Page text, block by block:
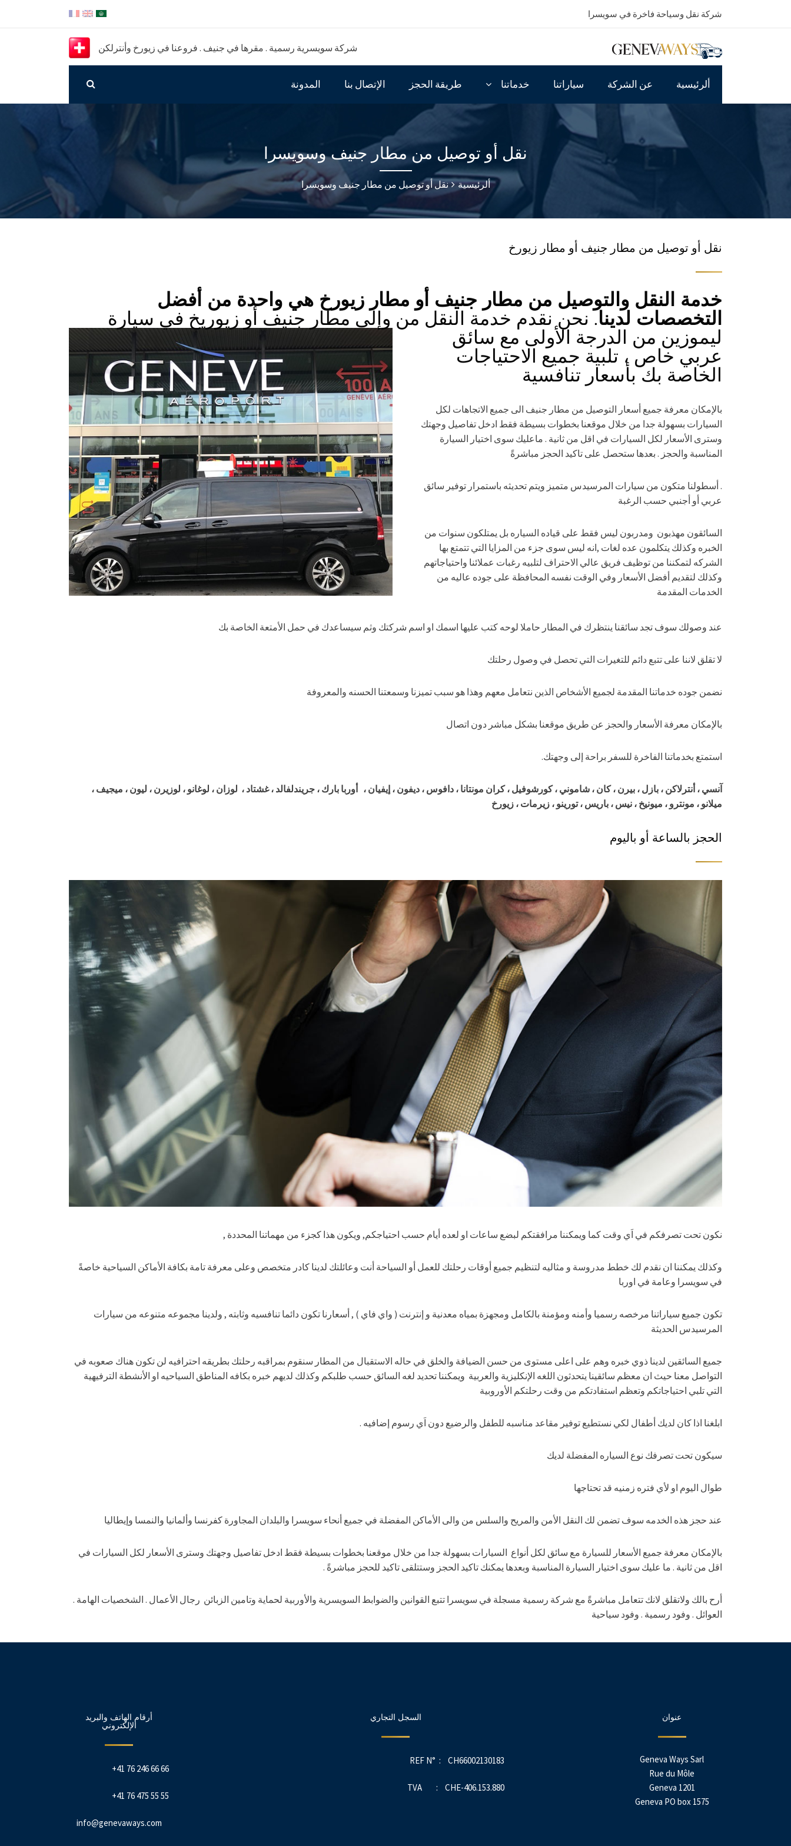
شركة نقل وسياحة فاخرة في سويسرا
شركة سويسرية رسمية . مقرها في جنيف . فروعنا في زيورخ وأنترلكن
المدونة الإتصال بنا طريقة الحجز خدماتنا سياراتنا عن الشركة ألرئيسية
نقل أو توصيل من مطار جنيف وسويسرا
ألرئيسية نقل أو توصيل من مطار جنيف وسويسرا
نقل أو توصيل من مطار جنيف أو مطار زيورخ
خدمة النقل والتوصيل من مطار جنيف أو مطار زيورخ هي واحدة من أفضل
التخصصات لدينا. نحن نقدم خدمة النقل من وإلى مطار جنيف أو زيوريخ في سيارة
ليموزين من الدرجة الأولى مع سائق
عربي خاص ، تلبية جميع الاحتياجات
الخاصة بك بأسعار تنافسية
بالإمكان معرفة جميع أسعار التوصيل من مطار جنيف الى جميع الاتجاهات لكل
السيارات بسهولة جدا من خلال موقعنا بخطوات بسيطة فقط ادخل تفاصيل وجهتك
وسترى الأسعار لكل السيارات في اقل من ثانية . ماعليك سوى اختيار السيارة
المناسبة والحجز . بعدها ستحصل على تاكيد الحجز مباشرةً
. أسطولنا متكون من سيارات المرسيدس متميز ويتم تحديثه باستمرار توفير سائق
عربي أو أجنبي حسب الرغبة
السائقون مهذبون ومدربون ليس فقط على قياده السياره بل يمتلكون سنوات من
الخبره وكذلك يتكلمون عده لغات ,انه ليس سوى جزء من المزايا التي تتمتع بها
الشركه لتمكننا من توظيف فريق عالي الاحتراف لتلبيه رغبات عملائنا واحتياجاتهم
وكذلك لتقديم أفضل الأسعار وفي الوقت نفسه المحافظة على جوده عاليه من
الخدمات المقدمة
عند وصولك سوف تجد سائقنا ينتظرك في المطار حاملا لوحه كتب عليها اسمك او اسم شركتك وثم سيساعدك في حمل الأمتعة الخاصة بك
لا تقلق لاننا على تتبع دائم للتغيرات التي تحصل في وصول رحلتك
نضمن جوده خدماتنا المقدمة لجميع الأشخاص الذين نتعامل معهم وهذا هو سبب تميزنا وسمعتنا الحسنه والمعروفة
بالإمكان معرفة الأسعار والحجز عن طريق موقعنا بشكل مباشر دون اتصال
استمتع بخدماتنا الفاخرة للسفر براحة إلى وجهتك.
آنسي ، أنترلاكن ، بازل ، بيرن ، كان ، شاموني ، كورشوفيل ، كران مونتانا ، دافوس ، ديفون ، إيفيان ، أوربا بارك ، جريندلفالد ، غشتاد ، لوزان ، لوغانو ، لوزيرن ، ليون ، ميجيف ،
ميلانو ، مونترو ، ميونيخ ، نيس ، باريس ، تورينو ، زيرمات ، زيورخ
الحجز بالساعة أو باليوم
نكون تحت تصرفكم في اَي وقت كما ويمكننا مرافقتكم لبضع ساعات او لعده أيام حسب احتياجكم, ويكون هذا كجزء من مهماتنا المحددة ,
وكذلك يمكننا ان نقدم لك خطط مدروسة و مثاليه لتنظيم جميع أوقات رحلتك للعمل أو السياحة أنت وعائلتك لدينا كادر متخصص وعلى معرفة تامة بكافة الأماكن السياحية خاصةً
في سويسرا وعامة في اوربا
تكون جميع سياراتنا مرخصه رسميا وأمنه ومؤمنة بالكامل ومجهزة بمياه معدنية و إنترنت ( واي فاي ) , أسعارنا تكون دائما تنافسيه وثابته , ولدينا مجموعه متنوعه من سيارات
المرسيدس الحديثة
جميع السائقين لدينا ذوي خبره وهم على اعلى مستوى من حسن الضيافة والخلق في حاله الاستقبال من المطار سنقوم بمراقبه رحلتك بطريقه احترافيه لن تكون هناك صعوبه في
التواصل معنا حيث ان معظم سائقينا يتحدثون اللغه الإنكليزية والعربية ويمكننا تحديد لغه السائق حسب طلبكم وكذلك لديهم خبره بكافه المناطق السياحيه او الأنشطة الترفيهية
التي تلبي احتياجاتكم وتعظم استفادتكم من وقت رحلتكم الأوروبية
ابلغنا اذا كان لديك أطفال لكي نستطيع توفير مقاعد مناسبه للطفل والرضيع دون اَي رسوم إضافيه .
سيكون تحت تصرفك نوع السياره المفضلة لديك
طوال اليوم او لأي فتره زمنيه قد تحتاجها
عند حجز هذه الخدمه سوف تضمن لك النقل الأمن والمريح والسلس من والى الأماكن المفضلة في جميع أنحاء سويسرا والبلدان المجاورة كفرنسا وألمانيا والنمسا وإيطاليا
بالإمكان معرفة جميع الأسعار للسيارة مع سائق لكل أنواع السيارات بسهولة جدا من خلال موقعنا بخطوات بسيطة فقط ادخل تفاصيل وجهتك وسترى الأسعار لكل السيارات في
اقل من ثانية . ما عليك سوى اختيار السيارة المناسبة وبعدها يمكنك تاكيد الحجز وستتلقى تاكيد للحجز مباشرةً .
أرح بالك ولاتقلق لانك تتعامل مباشرةً مع شركة رسمية مسجلة في سويسرا تتبع القوانين والضوابط السويسرية والأوربية لحماية وتامين الزبائن رجال الأعمال . الشخصيات الهامة .
العوائل . وفود رسمية . وفود سياحية
عنوان
Geneva Ways Sarl
Rue du Môle
1201 Geneva
Geneva PO box 1575
السجل التجاري
REF N° : CH66002130183
TVA : CHE-406.153.880
أرقام الهاتف والبريد
الإلكتروني
+41 76 246 66 66
+41 76 475 55 55
info@genevaways.com